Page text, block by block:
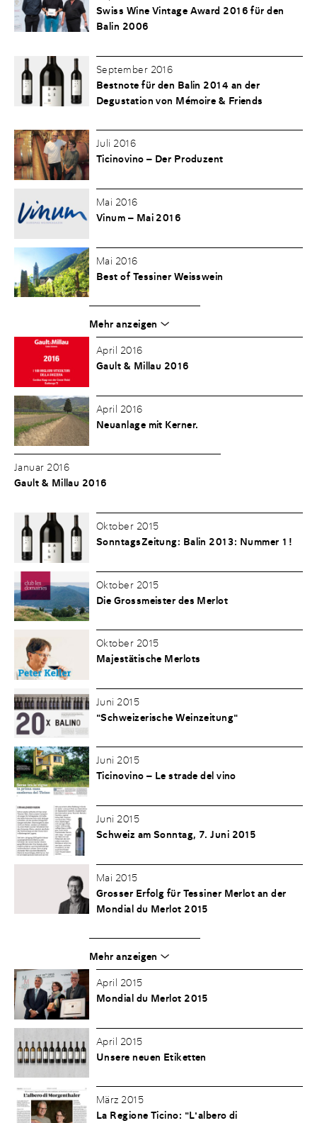
Swiss Wine Vintage Award 2016 für den
Balin 2006
September 2016
Bestnote für den Balin 2014 an der
Degustation von Mémoire & Friends
Juli 2016
Ticinovino – Der Produzent
Mai 2016
Vinum – Mai 2016
Mai 2016
Best of Tessiner Weisswein
Mehr anzeigen
April 2016
Gault & Millau 2016
April 2016
Neuanlage mit Kerner.
Januar 2016
Gault & Millau 2016
Oktober 2015
SonntagsZeitung: Balin 2013: Nummer 1!
Oktober 2015
Die Grossmeister des Merlot
Oktober 2015
Majestätische Merlots
Juni 2015
"Schweizerische Weinzeitung"
Juni 2015
Ticinovino – Le strade del vino
Juni 2015
Schweiz am Sonntag, 7. Juni 2015
Mai 2015
Grosser Erfolg für Tessiner Merlot an der
Mondial du Merlot 2015
Mehr anzeigen
April 2015
Mondial du Merlot 2015
April 2015
Unsere neuen Etiketten
März 2015
La Regione Ticino: "L'albero di